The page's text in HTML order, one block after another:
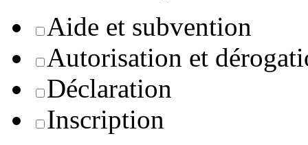
Aide et subvention
Autorisation et
Déclaration
Inscription